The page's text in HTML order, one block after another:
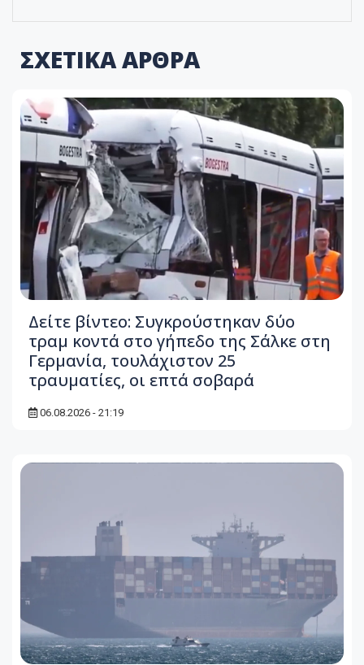
ΣΧΕΤΙΚΑ ΑΡΘΡΑ
Δείτε βίντεο: Συγκρούστηκαν δύο
τραμ κοντά στο γήπεδο της Σάλκε στη
Γερμανία, τουλάχιστον 25
τραυματίες, οι επτά σοβαρά
06.08.2026 - 21:19